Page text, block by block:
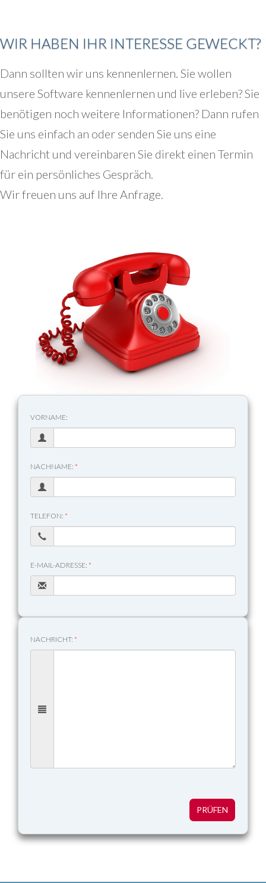
WIR HABEN IHR INTERESSE GEWECKT?
Dann sollten wir uns kennenlernen. Sie wollen
unsere Software kennenlernen und live erleben? Sie
benötigen noch weitere Informationen? Dann rufen
Sie uns einfach an oder senden Sie uns eine
Nachricht und vereinbaren Sie direkt einen Termin
für ein persönliches Gespräch.
Wir freuen uns auf Ihre Anfrage.
VORNAME:
NACHNAME: *
TELEFON: *
E-MAIL-ADRESSE: *
NACHRICHT: *